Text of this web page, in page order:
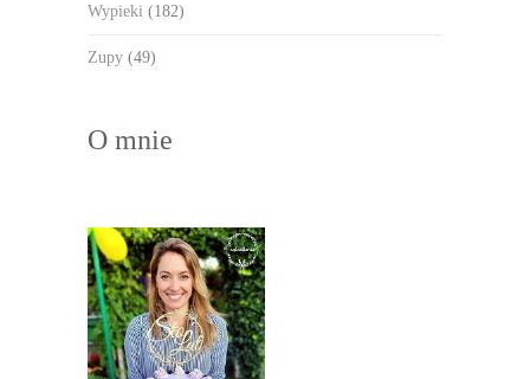
Wypieki (182)
Zupy (49)
O mnie